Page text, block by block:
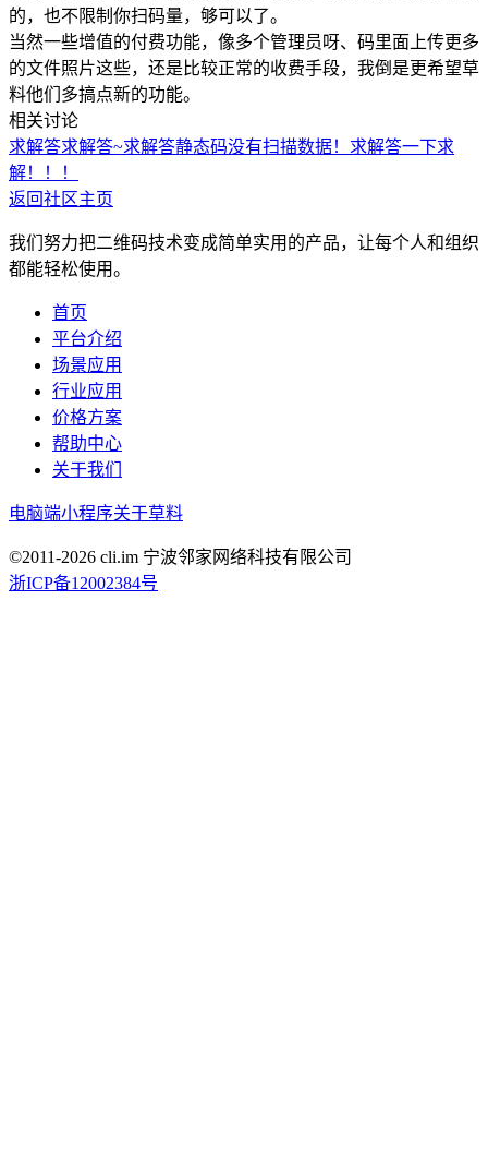
的，也不限制你扫码量，够可以了。
当然一些增值的付费功能，像多个管理员呀、码里面上传更多
的文件照片这些，还是比较正常的收费手段，我倒是更希望草
料他们多搞点新的功能。
相关讨论
求解答求解答~求解答静态码没有扫描数据！求解答一下求
解！！！
返回社区主页
我们努力把二维码技术变成简单实用的产品，让每个人和组织
都能轻松使用。
首页
平台介绍
场景应用
行业应用
价格方案
帮助中心
关于我们
电脑端小程序关于草料
©2011-2026 cli.im 宁波邻家网络科技有限公司
浙ICP备12002384号